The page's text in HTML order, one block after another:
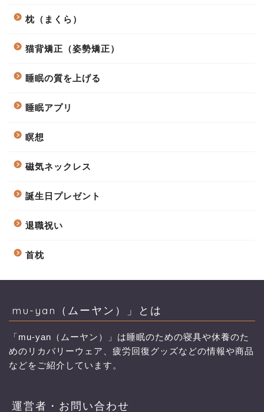
枕（まくら）
猫背矯正（姿勢矯正）
睡眠の質を上げる
睡眠アプリ
瞑想
磁気ネックレス
誕生日プレゼント
退職祝い
首枕
mu-yan（ムーヤン）」とは
「mu-yan（ムーヤン）」は睡眠のための寝具や休養のた
めのリカバリーウェア、疲労回復グッズなどの情報や商品
などをご紹介しています。
運営者・お問い合わせ